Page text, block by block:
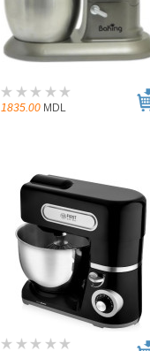
1835.00 MDL